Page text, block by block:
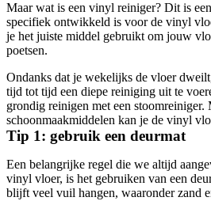
Maar wat is een vinyl reiniger? Dit is
specifiek ontwikkeld is voor de vinyl
je het juiste middel gebruikt om jouw
poetsen.
Ondanks dat je wekelijks de vloer
tijd tot tijd een diepe reiniging uit te
grondig reinigen met een stoomreiniger.
schoonmaakmiddelen kan je de vinyl
Tip 1: gebruik een deurmat
Een belangrijke regel die we altijd
vinyl vloer, is het gebruiken van een
blijft veel vuil hangen, waaronder zand